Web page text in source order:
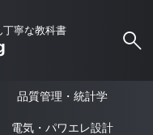
寧な教科書
品質管理・統計学
電気・パワエレ設計